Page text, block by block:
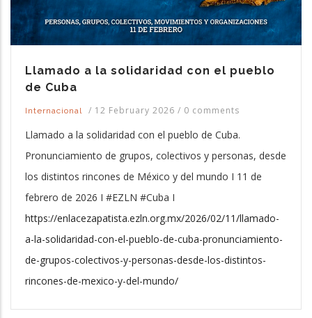
Llamado a la solidaridad con el pueblo
de Cuba
Internacional / 12 February 2026 / 0 comments
Llamado a la solidaridad con el pueblo de Cuba.
Pronunciamiento de grupos, colectivos y personas, desde
los distintos rincones de México y del mundo I 11 de
febrero de 2026 I #EZLN #Cuba I
https://enlacezapatista.ezln.org.mx/2026/02/11/llamado-
a-la-solidaridad-con-el-pueblo-de-cuba-pronunciamiento-
de-grupos-colectivos-y-personas-desde-los-distintos-
rincones-de-mexico-y-del-mundo/